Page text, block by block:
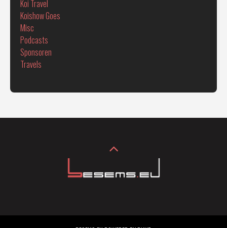
Koi Travel
Koishow Goes
Misc
Podcasts
Sponsoren
Travels